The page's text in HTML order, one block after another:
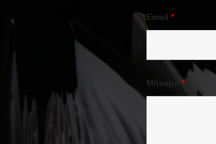
Email *
Μήνυμα *